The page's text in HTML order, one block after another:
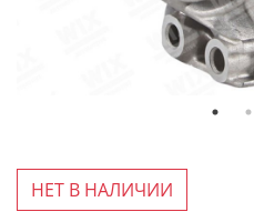
НЕТ В НАЛИЧИИ